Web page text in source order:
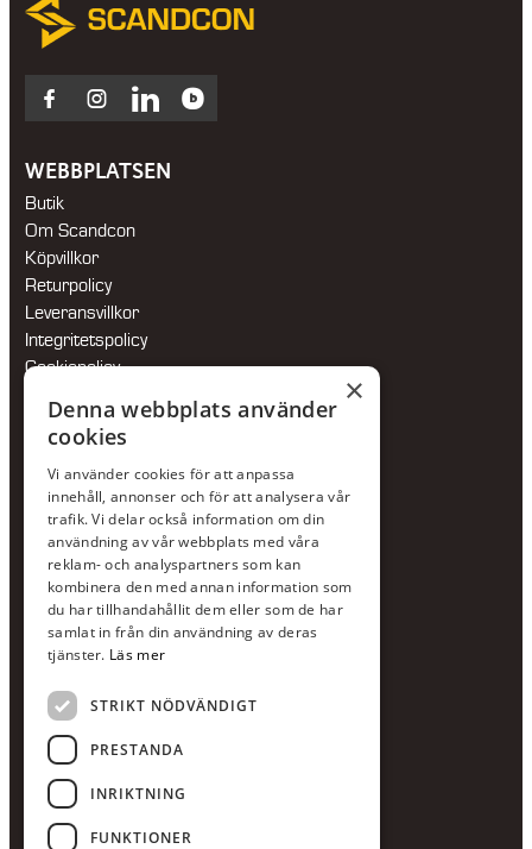
Facebook
Instagram
LinkedInBlocket
WEBBPLATSEN
Butik
Om Scandcon
Köpvillkor
Returpolicy
Leveransvillkor
Integritetspolicy
Cookiepolicy
Jour:073-36 88 87 0
Växel:020-120 29 00
E-post:info@scandcon.se
BESÖKSADRESS
Backagårdsgatan 9
511 57 Kinna
UPPGIFTER
Orgnummer
559375-8161
Swishnummer
123-615 05 28
×
Denna webbplats använder
cookies
Vi använder cookies för att anpassa
innehåll, annonser och för att analysera vår
trafik. Vi delar också information om din
användning av vår webbplats med våra
reklam- och analyspartners som kan
kombinera den med annan information som
du har tillhandahållit dem eller som de har
samlat in från din användning av deras
tjänster. Läs mer
STRIKT NÖDVÄNDIGT
PRESTANDA
INRIKTNING
FUNKTIONER